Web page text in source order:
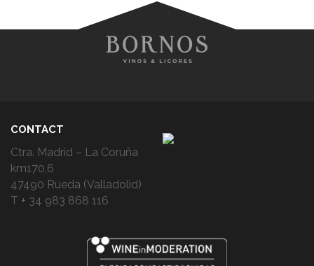
CONTACT
Ctra. Madrid – La Coruña
km170,6
47490 Rueda (Valladolid)
T + 34 983 868 116